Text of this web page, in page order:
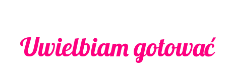
Uwielbiam gotować